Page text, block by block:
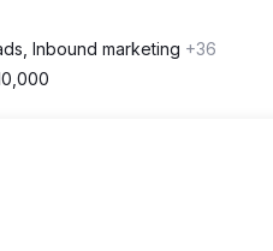
Inbound marketing +36